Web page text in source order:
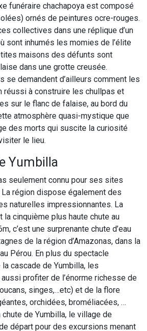
funéraire chachapoya est composé
ornés de peintures ocre-rouges.
collectives dans une réplique d’un
sont inhumés les momies de l’élite
maisons des défunts sont
dans une grotte creusée.
se demandent d’ailleurs comment les
réussi à construire les chullpas et
sur le flanc de falaise, au bord du
atmosphère quasi-mystique que
des morts qui suscite la curiosité
le lieu.
Yumbilla
seulement connu pour ses sites
région dispose également des
naturelles impressionnantes. La
la cinquième plus haute chute au
c’est une surprenante chute d’eau
de la région d’Amazonas, dans la
Pérou. En plus du spectacle
cascade de Yumbilla, les
profiter de l’énorme richesse de
singes,…etc) et de la flore
orchidées, broméliacées, …
de Yumbilla, le village de
départ pour des excursions menant